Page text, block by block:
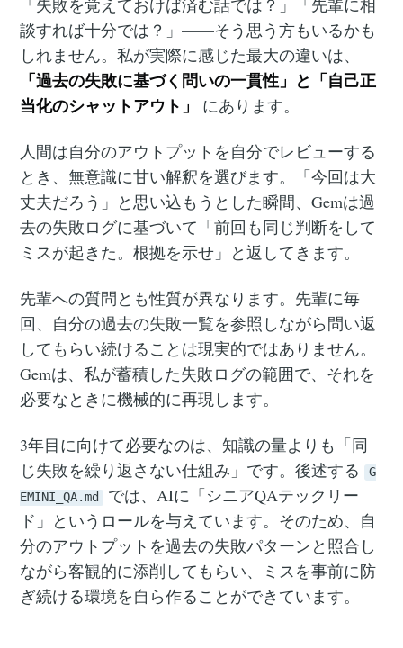
「失敗を覚えておけば済む話では？」「先輩に相
談すれば十分では？」——そう思う方もいるかも
しれません。私が実際に感じた最大の違いは、
「過去の失敗に基づく問いの一貫性」と「自己正
当化のシャットアウト」
にあります。
人間は自分のアウトプットを自分でレビューする
とき、無意識に甘い解釈を選びます。「今回は大
丈夫だろう」と思い込もうとした瞬間、Gemは過
去の失敗ログに基づいて「前回も同じ判断をして
ミスが起きた。根拠を示せ」と返してきます。
先輩への質問とも性質が異なります。先輩に毎
回、自分の過去の失敗一覧を参照しながら問い返
してもらい続けることは現実的ではありません。
Gemは、私が蓄積した失敗ログの範囲で、それを
必要なときに機械的に再現します。
3年目に向けて必要なのは、知識の量よりも「同
じ失敗を繰り返さない仕組み」です。後述する G
EMINI_QA.md
では、AIに「シニアQAテックリー
ド」というロールを与えています。そのため、自
分のアウトプットを過去の失敗パターンと照合し
ながら客観的に添削してもらい、ミスを事前に防
ぎ続ける環境を自ら作ることができています。